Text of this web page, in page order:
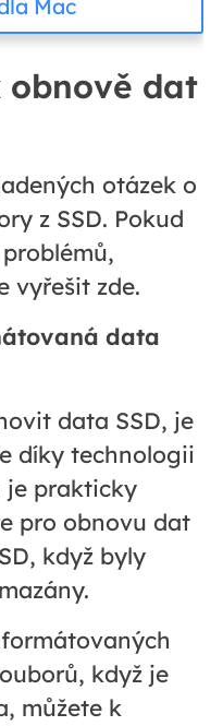
Mac
obnově dat
otázek o
z SSD. Pokud
vyřešit zde.
data
data SSD, je
díky technologii
je prakticky
pro obnovu dat
když byly
když je
můžete k